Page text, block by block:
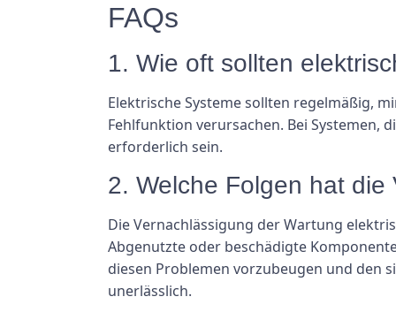
FAQs
1. Wie oft sollten
Elektrische Systeme sollten regelmäßig,
Fehlfunktion verursachen. Bei Systemen,
erforderlich sein.
2. Welche Folgen hat
Die Vernachlässigung der Wartung
Abgenutzte oder beschädigte
diesen Problemen vorzubeugen und den
unerlässlich.